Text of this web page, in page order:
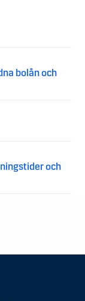
bolån och
och